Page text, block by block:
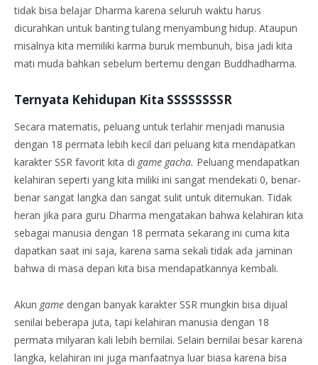
tidak bisa belajar Dharma karena seluruh waktu harus
dicurahkan untuk banting tulang menyambung hidup. Ataupun
misalnya kita memiliki karma buruk membunuh, bisa jadi kita
mati muda bahkan sebelum bertemu dengan Buddhadharma.
Ternyata Kehidupan Kita SSSSSSSSR
Secara matematis, peluang untuk terlahir menjadi manusia
dengan 18 permata lebih kecil dari peluang kita mendapatkan
karakter SSR favorit kita di game gacha. Peluang mendapatkan
kelahiran seperti yang kita miliki ini sangat mendekati 0, benar-
benar sangat langka dan sangat sulit untuk ditemukan. Tidak
heran jika para guru Dharma mengatakan bahwa kelahiran kita
sebagai manusia dengan 18 permata sekarang ini cuma kita
dapatkan saat ini saja, karena sama sekali tidak ada jaminan
bahwa di masa depan kita bisa mendapatkannya kembali.
Akun game dengan banyak karakter SSR mungkin bisa dijual
senilai beberapa juta, tapi kelahiran manusia dengan 18
permata milyaran kali lebih bernilai. Selain bernilai besar karena
langka, kelahiran ini juga manfaatnya luar biasa karena bisa